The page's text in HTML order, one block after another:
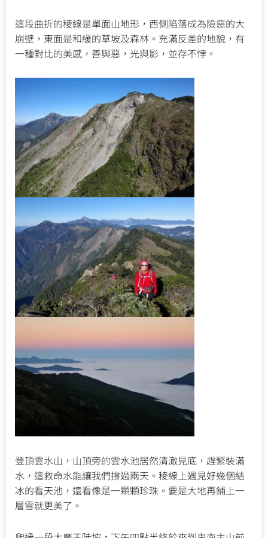
這段曲折的稜線是單面山地形，西側陷落成為險惡的大
崩壁，東面是和緩的草坡及森林。充滿反差的地貌，有
一種對比的美感，善與惡，光與影，並存不悖。
登頂雲水山，山頂旁的雲水池居然清澈見底，趕緊裝滿
水，這救命水能讓我們撐過兩天。稜線上遇見好幾個結
冰的看天池，遠看像是一顆顆珍珠。要是大地再鋪上一
層雪就更美了。